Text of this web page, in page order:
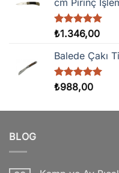
5 üzerinden
aldı
₺1.346,00
Balede Çakı
5 üzerinden
oy
₺988,00
BLOG